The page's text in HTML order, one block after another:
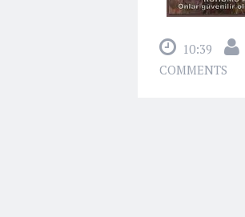
10:39
COMMENTS